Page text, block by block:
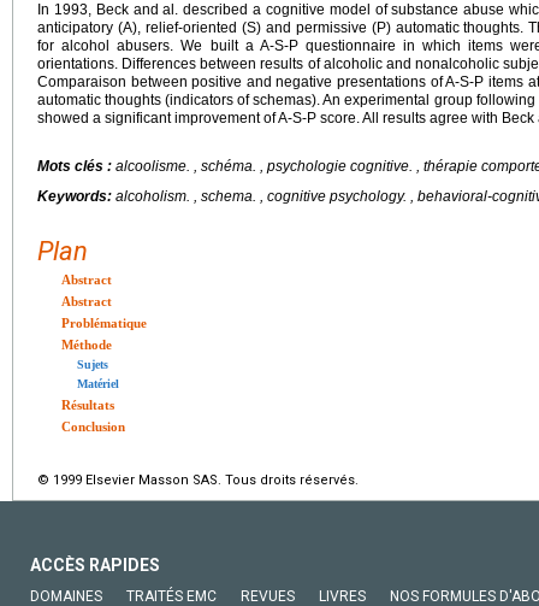
In 1993, Beck and al. described a cognitive model of substance abuse
anticipatory (A), relief-oriented (S) and permissive (P) automatic thoughts.
for alcohol abusers. We built a A-S-P questionnaire in which items
orientations. Differences between results of alcoholic and nonalcoholic
Comparaison between positive and negative presentations of A-S-P items
automatic thoughts (indicators of schemas). An experimental group
showed a significant improvement of A-S-P score. All results agree with
Mots clés : alcoolisme. , schéma. , psychologie cognitive. , thérapie
Keywords: alcoholism. , schema. , cognitive psychology. , behavioral-
Plan
Abstract
Abstract
Problématique
Méthode
Sujets
Matériel
Résultats
Conclusion
© 1999 Elsevier Masson SAS. Tous droits réservés.
ACCÈS RAPIDES
DOMAINES TRAITÉS EMC REVUES LIVRES NOS FORMULES